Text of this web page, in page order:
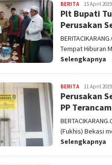
BERITAadmin
15 April 2019
Plt Bupati
Perusakan
Tempat Hiburan
Selengkapnya
BERITAadmin
11 April 2019
Perusakan
PP
(Fukhis) Bekasi
Selengkapnya